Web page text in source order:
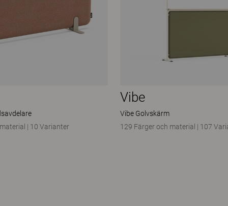
| 10 Varianter
Vibe
Vibe Golvskärm
129 Färger och material | 107